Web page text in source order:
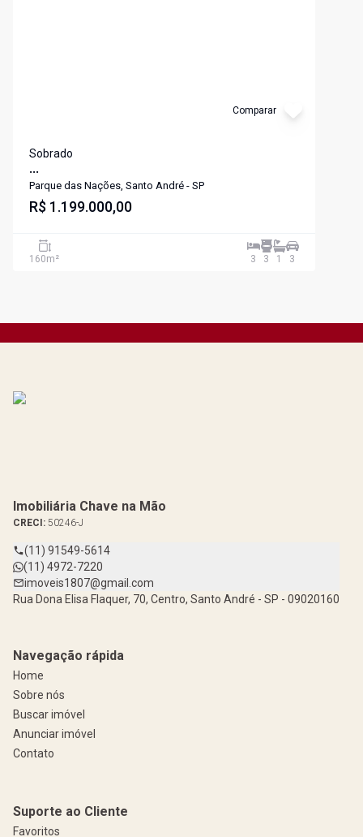
Comparar
Sobrado
...
Parque das Nações, Santo André - SP
R$ 1.199.000,00
160m² 3 3 1 3
Imobiliária Chave na Mão
CRECI: 50246-J
(11) 91549-5614
(11) 4972-7220
imoveis1807@gmail.com
Rua Dona Elisa Flaquer, 70, Centro, Santo André - SP - 09020160
Navegação rápida
Home
Sobre nós
Buscar imóvel
Anunciar imóvel
Contato
Suporte ao Cliente
Favoritos